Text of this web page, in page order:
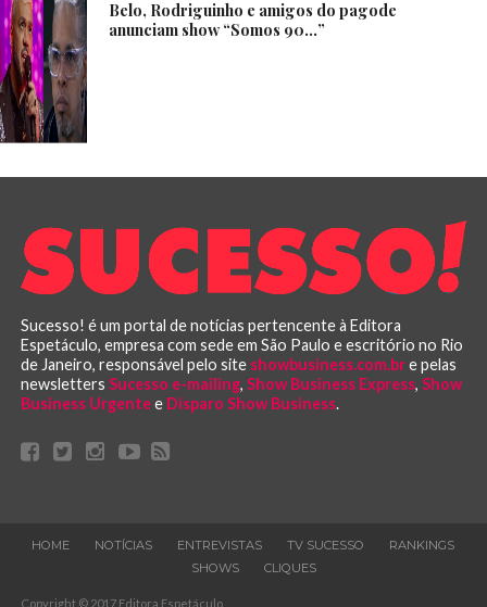
Belo, Rodriguinho e amigos do pagode
anunciam show “Somos 90…”
Sucesso! é um portal de notícias pertencente à Editora
Espetáculo, empresa com sede em São Paulo e escritório no Rio
de Janeiro, responsável pelo site showbusiness.com.bre pelas
newsletters Sucesso e-mailing, Show Business Express, Show
Business Urgentee Disparo Show Business.
HOME NOTÍCIAS ENTREVISTAS TV SUCESSO
RANKINGS
SHOWS
CLIQUES
Copyright © 2017 Editora Espetáculo